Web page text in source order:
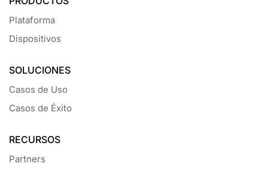
Plataforma
Dispositivos
SOLUCIONES
Casos de Uso
Casos de Éxito
RECURSOS
Partners